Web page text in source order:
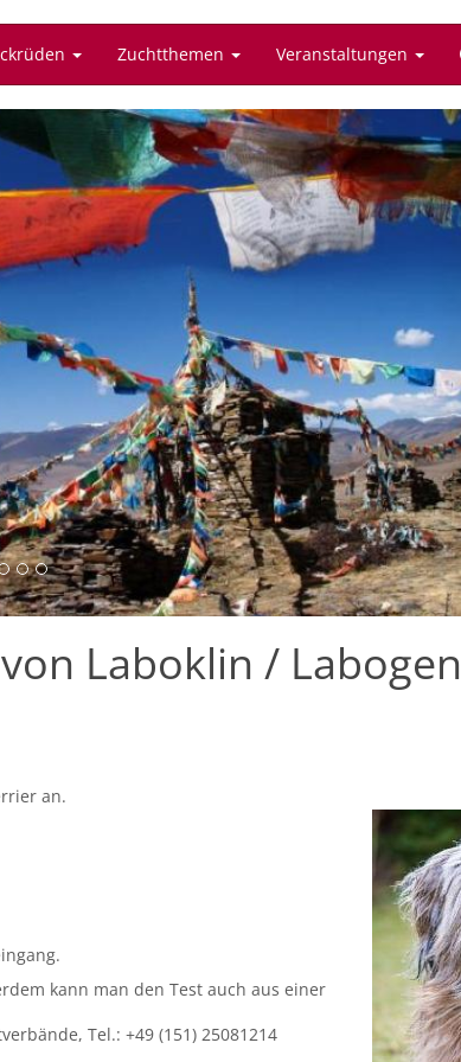
Zuchtthemen Veranstaltungen
Laboklin / Labogen
an.
kann man den Test auch aus einer
Tel.: +49 (151) 25081214